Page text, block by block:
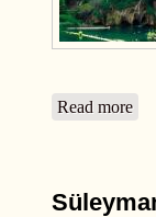
Read more